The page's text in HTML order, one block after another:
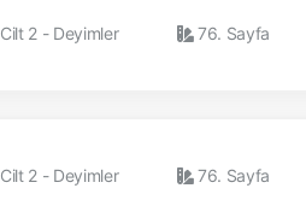
Cilt 2 - Deyimler 76. Sayfa
Cilt 2 - Deyimler 76. Sayfa